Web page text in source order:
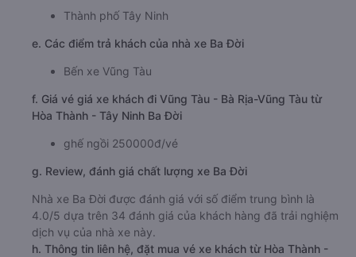
Thành phố Tây Ninh
e. Các điểm trả khách của nhà xe Ba Đời
Bến xe Vũng Tàu
f. Giá vé giá xe khách đi Vũng Tàu - Bà Rịa-Vũng Tàu từ
Hòa Thành - Tây Ninh Ba Đời
ghế ngồi 250000đ/vé
g. Review, đánh giá chất lượng xe Ba Đời
Nhà xe Ba Đời được đánh giá với số điểm trung bình là
4.0/5 dựa trên 34 đánh giá của khách hàng đã trải nghiệm
dịch vụ của nhà xe này.
h. Thông tin liên hệ, đặt mua vé xe khách từ Hòa Thành -